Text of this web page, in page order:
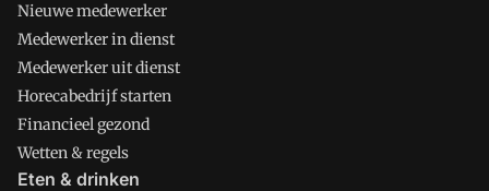
Nieuwe medewerker
Medewerker in dienst
Medewerker uit dienst
Horecabedrijf starten
Financieel gezond
Wetten & regels
Eten & drinken